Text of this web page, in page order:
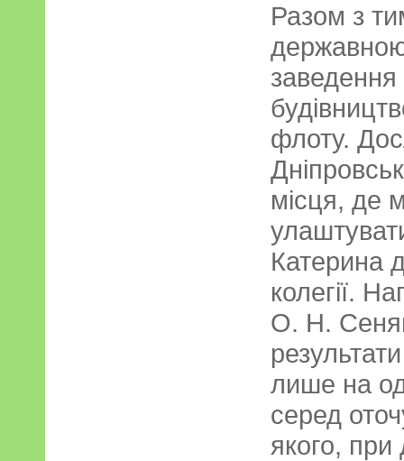
Разом з
заведення
флоту.
місця, де
Катерина
колегії.
О. Н.
лише на
серед
якого, при